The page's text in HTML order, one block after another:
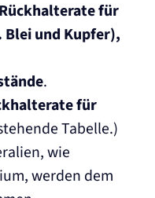
für
und Kupfer),
.
für
Tabelle.)
wie
werden dem